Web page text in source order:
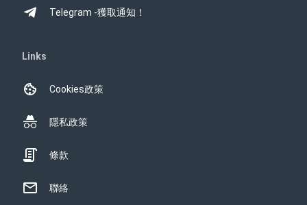
Telegram -獲取通知！
Links
Cookies政策
隱私政策
條款
聯絡